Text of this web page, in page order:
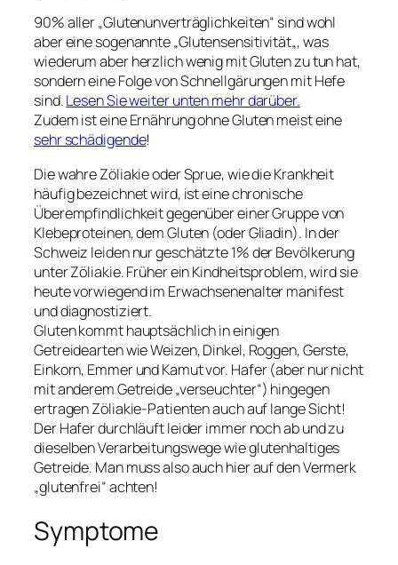
90% aller „Glutenunverträglichkeiten“ sind wohl
aber eine sogenannte „Glutensensitivität„, was
wiederum aber herzlich wenig mit Gluten zu tun hat,
sondern eine Folge von Schnellgärungen mit Hefe
sind.Lesen Sie weiter unten mehr darüber.
Zudem ist eine Ernährung ohne Gluten meist eine
sehr schädigende!
Die wahre Zöliakie oder Sprue, wie die Krankheit
häufig bezeichnet wird, ist eine chronische
Überempfindlichkeit gegenüber einer Gruppe von
Klebeproteinen, dem Gluten (oder Gliadin). In der
Schweiz leiden nur geschätzte 1% der Bevölkerung
unter Zöliakie. Früher ein Kindheitsproblem, wird sie
heute vorwiegend im Erwachsenenalter manifest
und diagnostiziert.
Gluten kommt hauptsächlich in einigen
Getreidearten wie Weizen, Dinkel, Roggen, Gerste,
Einkorn, Emmer und Kamut vor. Hafer (aber nur nicht
mit anderem Getreide „verseuchter“) hingegen
ertragen Zöliakie-Patienten auch auf lange Sicht!
Der Hafer durchläuft leider immer noch ab und zu
dieselben Verarbeitungswege wie glutenhaltiges
Getreide. Man muss also auch hier auf den Vermerk
„glutenfrei“ achten!
Symptome